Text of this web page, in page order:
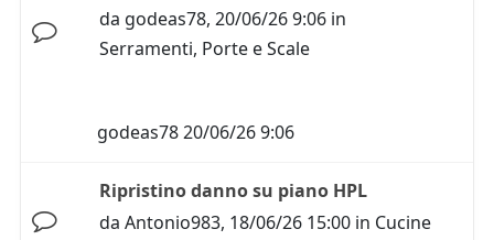
da godeas78, 20/06/26 9:06 in
Serramenti, Porte e Scale
godeas7820/06/26 9:06
Ripristino danno su piano HPL
da Antonio983, 18/06/26 15:00 in Cucine